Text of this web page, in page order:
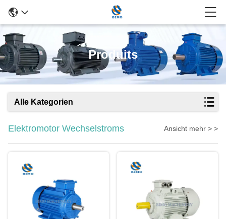
Produits
Alle Kategorien
Elektromotor Wechselstroms Ansicht mehr > >